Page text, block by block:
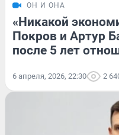
ОН И ОНА
«Никакой
Покров и Артур
после 5 лет
6 апреля, 2026, 22:30 2